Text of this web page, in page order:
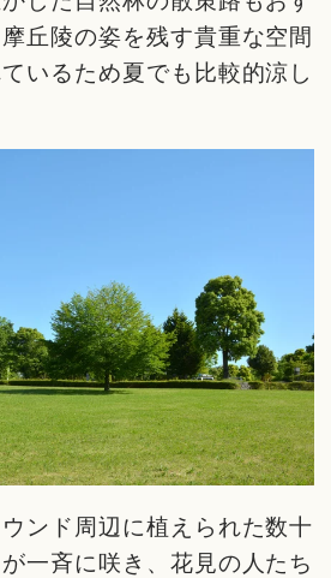
丘陵の姿を残す貴重な空間
いるため夏でも比較的涼し
ンド周辺に植えられた数十
一斉に咲き、花見の人たち